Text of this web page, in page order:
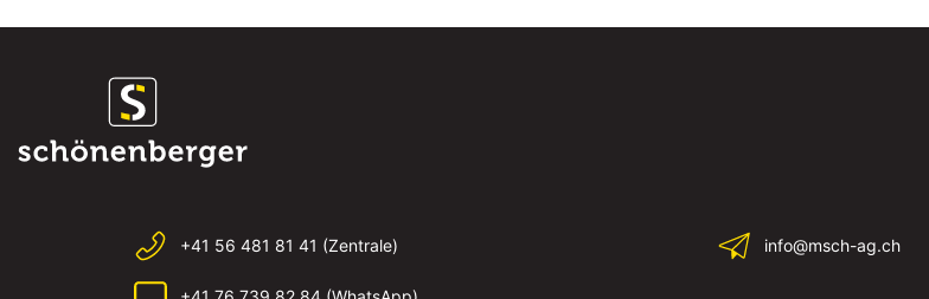
+41 56 481 81 41 (Zentrale) info@msch-ag.ch